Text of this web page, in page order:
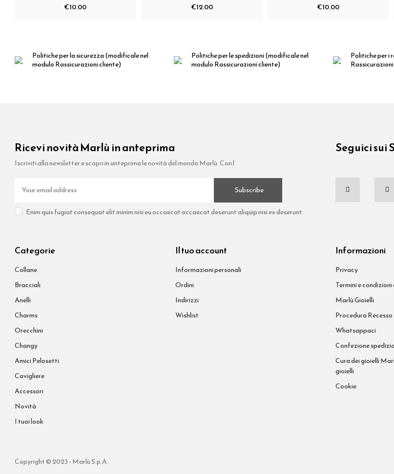
€10.00
€12.00
€10.00
Politiche per la sicurezza(modificale nel
modulo Rassicurazioni cliente)
Politiche per le spedizioni(modificale nel
modulo Rassicurazioni cliente)
Politiche per i
Ricevi novità Marlù in anteprima
Iscriviti alla newsletter e scopri in anteprima le novità del mondo Marlù. Con l
Subscribe
Enim quis fugiat consequat elit minim nisi eu occaecat occaecat deserunt aliquip nisi ex deserunt.
Seguici sui
Categorie
Collane
Bracciali
Anelli
Charms
Orecchini
Changy
Amici Pelosetti
Cavigliere
Accessori
Novità
I tuoi look
Il tuo account
Informazioni personali
Ordini
Indirizzi
Wishlist
Informazioni
Privacy
Termini e condizioni
Marlù Gioielli
Procedura Recesso
Whatsappaci
Confezione
Cura dei gioielli
gioielli
Cookie
Copyright © 2023 - Marlù S.p.A.